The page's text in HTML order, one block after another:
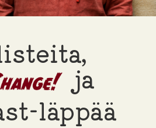
ja
läppää